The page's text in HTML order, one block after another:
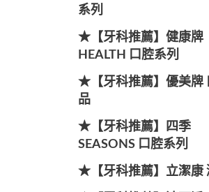
系列
★【牙科推薦】健康牌
HEALTH 口腔系列
★【牙科推薦】優美牌
品
★【牙科推薦】四季
SEASONS 口腔系列
★【牙科推薦】立潔康